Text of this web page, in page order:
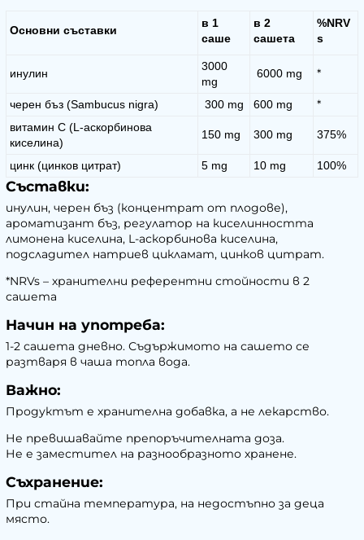
Основни съставки
в 1
саше
в 2
сашета
%NRV
s
инулин
3000
mg
6000 mg *
черен бъз (Sambucus nigra) 300 mg 600 mg *
витамин С (L-аскорбинова
киселина)
150 mg 300 mg 375%
цинк (цинков цитрат) 5 mg 10 mg 100%
Съставки:
инулин, черен бъз (концентрат от плодове),
ароматизант бъз, регулатор на киселинността
лимонена киселина, L-аскорбинова киселина,
подсладител натриев цикламат, цинков цитрат.
*NRVs – хранителни референтни стойности в 2
сашета
Начин на употреба:
1-2 сашета дневно. Съдържимото на сашето се
разтваря в чаша топла вода.
Важно:
Продуктът е хранителна добавка, а не лекарство.
Не превишавайте препоръчителната доза.
Не е заместител на разнообразното хранене.
Съхранение:
При стайна температура, на недостъпно за деца
място.